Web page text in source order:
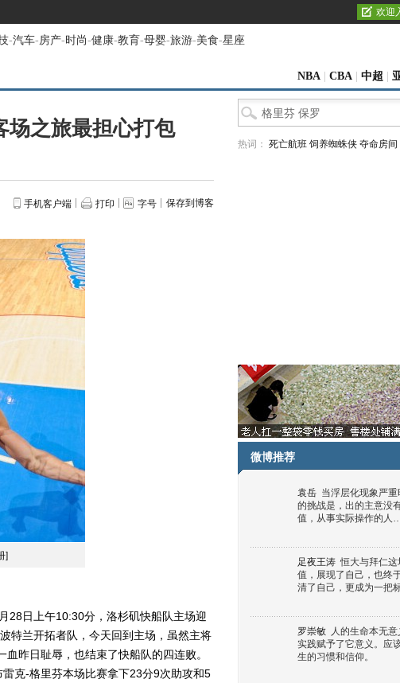
欢迎
-汽车-房产-时尚-健康-教育-母婴-旅游-美食-星座
NBA CBA 中超
场之旅最担心打包
手机客户端 打印 字号 保存到博客
]
日上午10:30分，洛杉矶快船队主场迎
特兰开拓者队，今天回到主场，虽然主将
昨日耻辱，也结束了快船队的四连败。
克-格里芬本场比赛拿下23分9次助攻和5
热词： 死亡航班 饲养蜘蛛侠 夺命房间
微博推荐
袁岳 当浮层化现象严重
的挑战是，出的主意没
值，从事实际操作的人
足夜王涛 恒大与拜仁
值，展现了自己，也终
清了自己，更成为一把
罗崇敏 人的生命本无
实践赋予了它意义。应
生的习惯和信仰。